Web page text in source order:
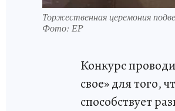
Торжественная церемония
Фото: ЕР
Конкурс
свое» для того,
способствует